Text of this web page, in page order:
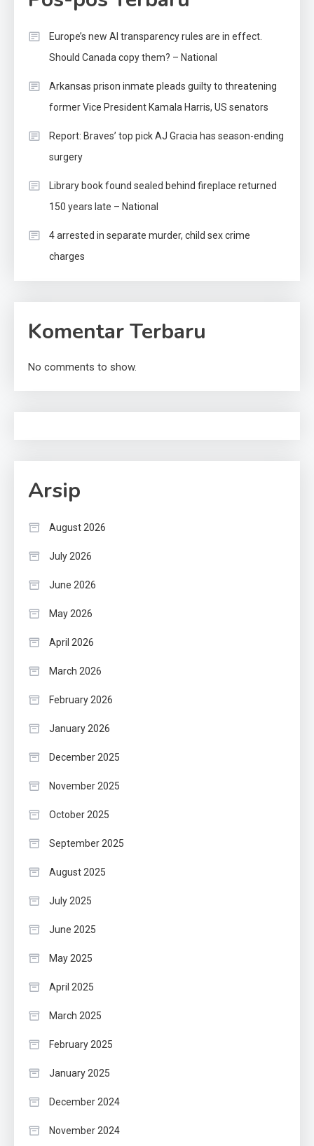
Europe’s new AI transparency rules are in effect.
Should Canada copy them? – National
Arkansas prison inmate pleads guilty to threatening
former Vice President Kamala Harris, US senators
Report: Braves’ top pick AJ Gracia has season-ending
surgery
Library book found sealed behind fireplace returned
150 years late – National
4 arrested in separate murder, child sex crime
charges
Komentar Terbaru
No comments to show.
Arsip
August 2026
July 2026
June 2026
May 2026
April 2026
March 2026
February 2026
January 2026
December 2025
November 2025
October 2025
September 2025
August 2025
July 2025
June 2025
May 2025
April 2025
March 2025
February 2025
January 2025
December 2024
November 2024